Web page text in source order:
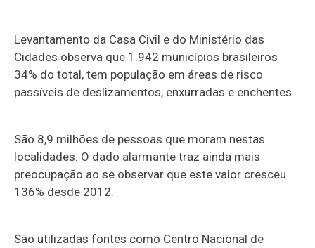
Levantamento da Casa Civil e do Ministério das
Cidades observa que 1.942 municípios brasileiros
34% do total, tem população em áreas de risco
passíveis de deslizamentos, enxurradas e enchentes.
São 8,9 milhões de pessoas que moram nestas
localidades. O dado alarmante traz ainda mais
preocupação ao se observar que este valor cresceu
136% desde 2012.
São utilizadas fontes como Centro Nacional de